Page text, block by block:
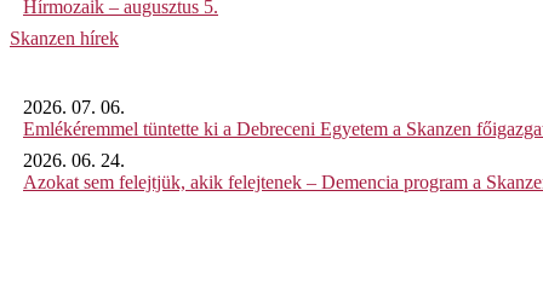
Hírmozaik – augusztus 5.
Skanzen hírek
2026. 07. 06.
Emlékéremmel tüntette ki a Debreceni Egyetem a Skanzen
2026. 06. 24.
Azokat sem felejtjük, akik felejtenek – Demencia program a